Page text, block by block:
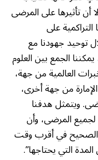
أن تأثيرها على المرضى
التراكمية على
توحيد جهودنا مع
الجمع بين العلوم
العالمية من جهة،
من جهة أخرى،
ويتمثل هدفنا
المرضى، وأن
في أقرب وقت
التي يحتاجها”.